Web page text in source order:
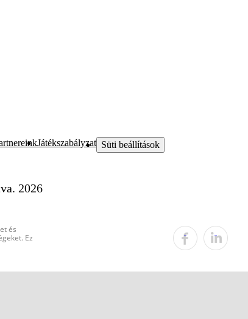
Játékszabályzat Süti beállítások
2026
és
Ez